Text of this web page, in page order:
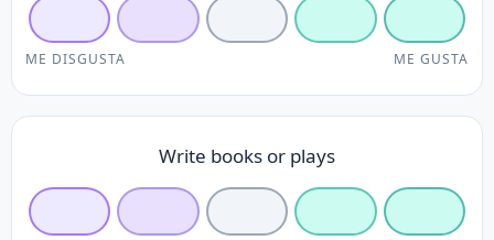
ME DISGUSTA ME GUSTA
Write books or plays